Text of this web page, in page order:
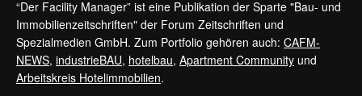
“Der Facility Manager” ist eine Publikation der Sparte "Bau- und
Immobilienzeitschriften" der Forum Zeitschriften und
Spezialmedien GmbH. Zum Portfolio gehören auch: CAFM-
NEWS, industrieBAU, hotelbau, Apartment Community und
Arbeitskreis Hotelimmobilien.